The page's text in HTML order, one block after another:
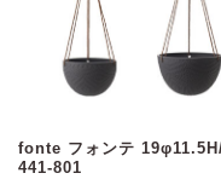
fonte フォンテ
441-801